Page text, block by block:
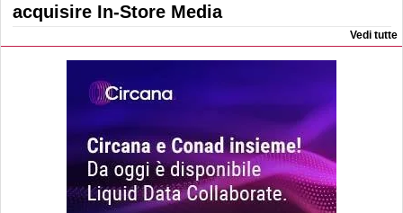
acquisire In-Store Media
Vedi tutte